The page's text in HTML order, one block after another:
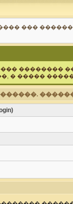
���
��������
� �����